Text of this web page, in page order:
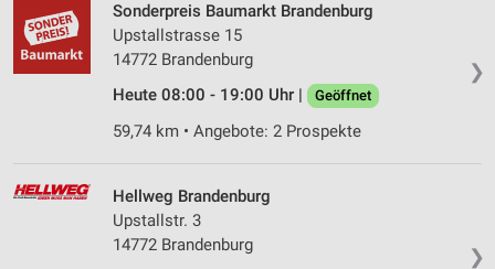
❯
Sonderpreis Baumarkt Brandenburg
Upstallstrasse 15
14772 Brandenburg
Heute 08:00 - 19:00 Uhr |
Geöffnet
59,74 km • Angebote: 2 Prospekte
❯
Hellweg Brandenburg
Upstallstr. 3
14772 Brandenburg